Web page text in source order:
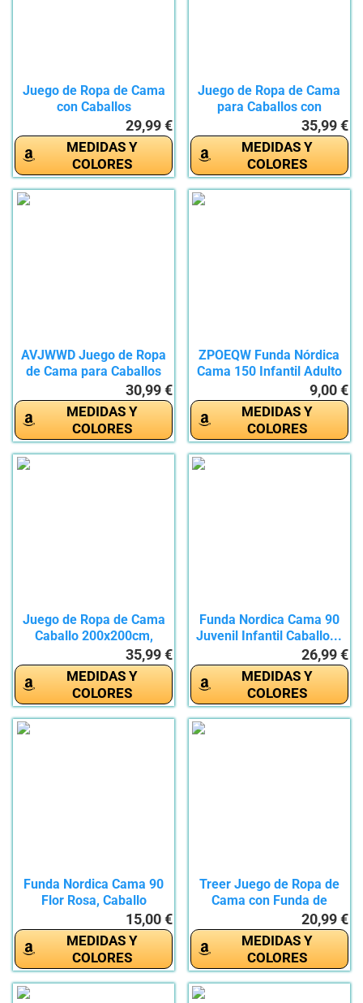
Juego de Ropa de Cama
con Caballos
135x200cm,...29,99 €
MEDIDAS Y
COLORES
Juego de Ropa de Cama
para Caballos con
impresión...35,99 €
MEDIDAS Y
COLORES
AVJWWD Juego de Ropa
de Cama para Caballos
30,99 €
MEDIDAS Y
COLORES
ZPOEQW Funda Nórdica
Cama 150 Infantil Adulto
9,00 €
MEDIDAS Y
COLORES
Juego de Ropa de Cama
Caballo 200x200cm,
35,99 €
MEDIDAS Y
COLORES
Funda Nordica Cama 90
Juvenil Infantil Caballo...
26,99 €
MEDIDAS Y
COLORES
Funda Nordica Cama 90
Flor Rosa, Caballo
15,00 €
MEDIDAS Y
COLORES
Treer Juego de Ropa de
Cama con Funda de
20,99 €
MEDIDAS Y
COLORES